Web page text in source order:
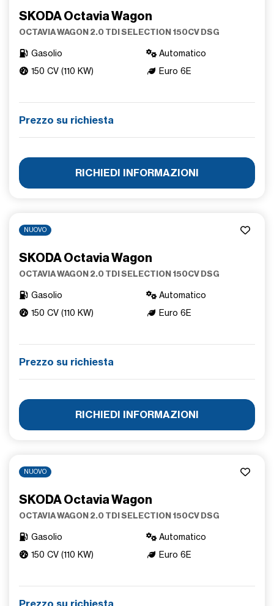
SKODA Octavia Wagon
OCTAVIA WAGON 2.0 TDI SELECTION 150CV DSG
Gasolio
Automatico
150 CV (110 KW)
Euro 6E
Prezzo su richiesta
RICHIEDI INFORMAZIONI
NUOVO
SKODA Octavia Wagon
OCTAVIA WAGON 2.0 TDI SELECTION 150CV DSG
Gasolio
Automatico
150 CV (110 KW)
Euro 6E
Prezzo su richiesta
RICHIEDI INFORMAZIONI
NUOVO
SKODA Octavia Wagon
OCTAVIA WAGON 2.0 TDI SELECTION 150CV DSG
Gasolio
Automatico
150 CV (110 KW)
Euro 6E
Prezzo su richiesta